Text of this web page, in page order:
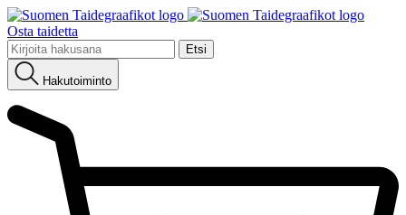
Osta taidetta
Etsi:
Hakutoiminto